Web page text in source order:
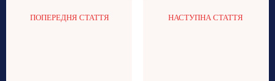
ПОПЕРЕДНЯ СТАТТЯ НАСТУПНА СТАТТЯ